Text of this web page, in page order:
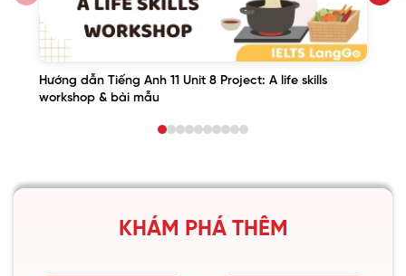
Hướng dẫn Tiếng Anh 11 Unit 8 Project: A life skills
workshop & bài mẫu
KHÁM PHÁ THÊM